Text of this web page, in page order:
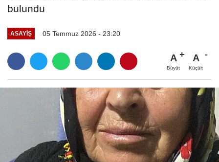
bulundu
ASAYIŞ 05 Temmuz 2026 - 23:20
A
Büyüt
A
Küçült